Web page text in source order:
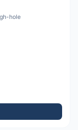
hole